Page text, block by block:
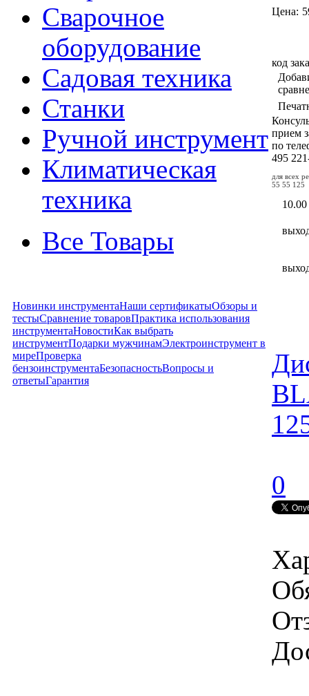
Сварочное
оборудование
Садовая техника
Станки
Ручной инструмент
Климатическая
техника
Все Товары
Новинки инструментаНаши сертификатыОбзоры и
тестыСравнение товаровПрактика использования
инструментаНовостиКак выбрать
инструментПодарки мужчинамЭлектроинструмент в
миреПроверка
бензоинструментаБезопасностьВопросы и
ответыГарантия
Цена:
код
прием
по
495
для всех
55 55 125
0